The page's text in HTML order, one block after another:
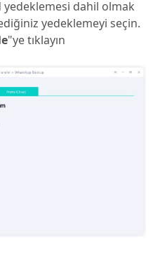
dahil olmak
yedeklemeyi seçin.
"ye tıklayın